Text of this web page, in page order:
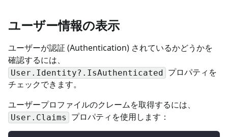
ユーザー情報の表示
ユーザーが認証 (Authentication) されているかどうかを
確認するには、
User.Identity?.IsAuthenticated プロパティを
チェックできます。
ユーザープロファイルのクレームを取得するには、
User.Claims プロパティを使用します：